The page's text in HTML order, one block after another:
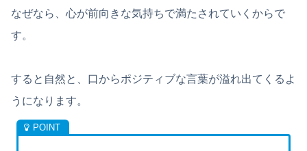
なぜなら、心が前向きな気持ちで満たされていくからで
す。
すると自然と、口からポジティブな言葉が溢れ出てくるよ
うになります。